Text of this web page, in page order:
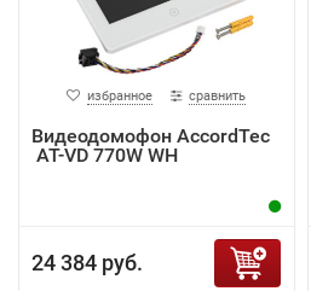
избранное сравнить
Видеодомофон AccordTec
AT-VD 770W WH
24 384 руб.